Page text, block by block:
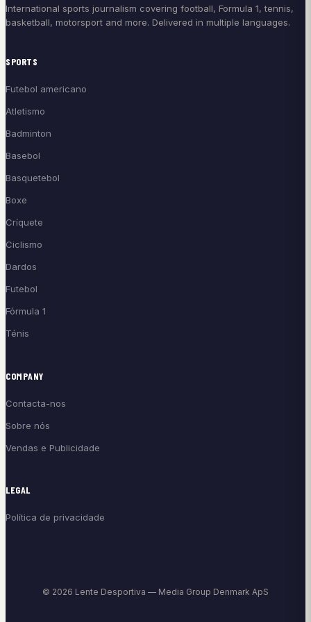
International sports journalism covering football, Formula 1, tennis,
basketball, motorsport and more. Delivered in multiple languages.
SPORTS
Futebol americano
Atletismo
Badminton
Basebol
Basquetebol
Boxe
Críquete
Ciclismo
Dardos
Futebol
Fórmula 1
Ténis
COMPANY
Contacta-nos
Sobre nós
Vendas e Publicidade
LEGAL
Política de privacidade
© 2026 Lente Desportiva — Media Group Denmark ApS